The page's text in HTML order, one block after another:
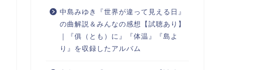
中島みゆき『世界が違って見える日』
の曲解説＆みんなの感想【試聴あり】
｜『俱（とも）に』『体温』『島よ
り』を収録したアルバム